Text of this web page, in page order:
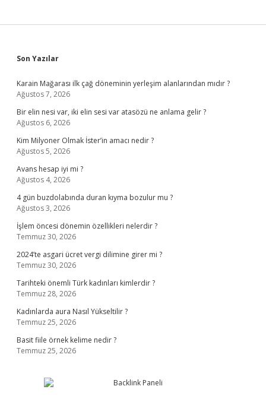
Sidebar
Son Yazılar
Karain Mağarası ilk çağ döneminin yerleşim alanlarından mıdır ?
Ağustos 7, 2026
Bir elin nesi var, iki elin sesi var atasözü ne anlama gelir ?
Ağustos 6, 2026
Kim Milyoner Olmak İster’in amacı nedir ?
Ağustos 5, 2026
Avans hesap iyi mi ?
Ağustos 4, 2026
4 gün buzdolabında duran kıyma bozulur mu ?
Ağustos 3, 2026
İşlem öncesi dönemin özellikleri nelerdir ?
Temmuz 30, 2026
2024’te asgari ücret vergi dilimine girer mi ?
Temmuz 30, 2026
Tarihteki önemli Türk kadınları kimlerdir ?
Temmuz 28, 2026
Kadınlarda aura Nasıl Yükseltilir ?
Temmuz 25, 2026
Basit fiile örnek kelime nedir ?
Temmuz 25, 2026